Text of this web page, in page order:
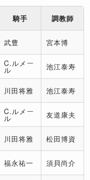
騎手 調教師
武豊 宮本博
C.ルメー
ル 池江泰寿
川田将雅 池江泰寿
C.ルメー
ル 友道康夫
川田将雅 松田博資
福永祐一 須貝尚介